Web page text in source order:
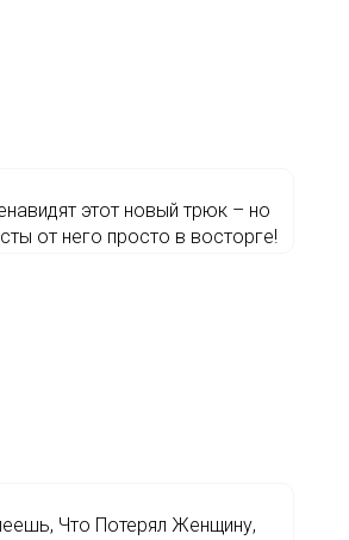
этот новый трюк – но
от него просто в восторге!
Что Потерял Женщину,